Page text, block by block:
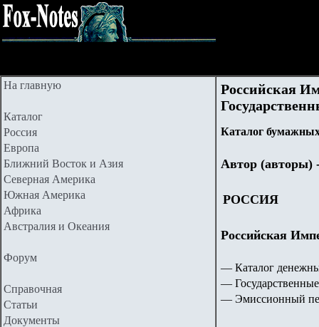
На главную
Каталог
Россия
Европа
Ближний Восток и Азия
Северная Америка
Южная Америка
Африка
Австралия и Океания
Форум
Справочная
Статьи
Документы
Российская
Каталог
Автор (авторы)
РОССИЯ
Российская
— Каталог
—
— Эмиссионный